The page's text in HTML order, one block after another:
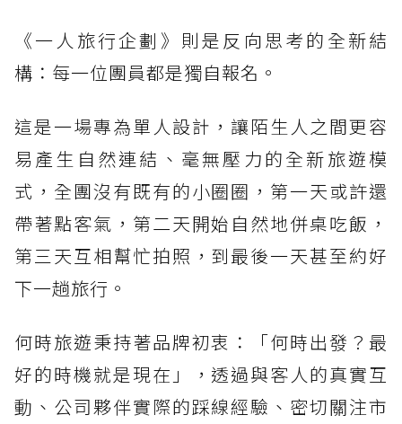
《一人旅行企劃》則是反向思考的全新結
構：每一位團員都是獨自報名。
這是一場專為單人設計，讓陌生人之間更容
易產生自然連結、毫無壓力的全新旅遊模
式，全團沒有既有的小圈圈，第一天或許還
帶著點客氣，第二天開始自然地併桌吃飯，
第三天互相幫忙拍照，到最後一天甚至約好
下一趟旅行。
何時旅遊秉持著品牌初衷：「何時出發？最
好的時機就是現在」，透過與客人的真實互
動、公司夥伴實際的踩線經驗、密切關注市